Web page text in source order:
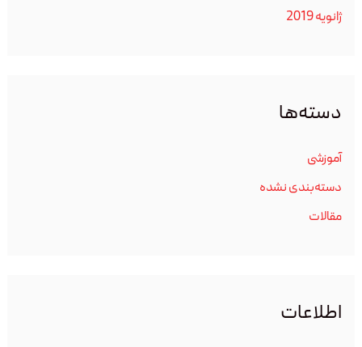
ژانویه 2019
دسته‌ها
آموزشی
دسته‌بندی نشده
مقالات
اطلاعات